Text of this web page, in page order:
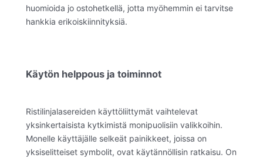
huomioida jo ostohetkellä, jotta myöhemmin ei tarvitse
hankkia erikoiskiinnityksiä.
Käytön helppous ja toiminnot
Ristilinjalasereiden käyttöliittymät vaihtelevat
yksinkertaisista kytkimistä monipuolisiin valikkoihin.
Monelle käyttäjälle selkeät painikkeet, joissa on
yksiselitteiset symbolit, ovat käytännöllisin ratkaisu. On